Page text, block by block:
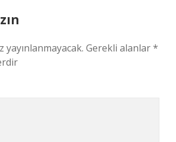
yayınlanmayacak. Gerekli alanlar*